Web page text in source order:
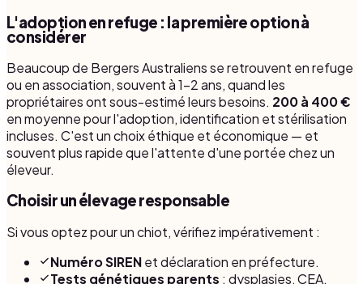
L'adoption en refuge : la première option à
considérer
Beaucoup de Bergers Australiens se retrouvent en refuge
ou en association, souvent à 1-2 ans, quand les
propriétaires ont sous-estimé leurs besoins. 200 à 400 €
en moyenne pour l'adoption, identification et stérilisation
incluses. C'est un choix éthique et économique — et
souvent plus rapide que l'attente d'une portée chez un
éleveur.
Choisir un élevage responsable
Si vous optez pour un chiot, vérifiez impérativement :
Numéro SIRENet déclaration en préfecture.
Tests génétiques parents : dysplasies, CEA,